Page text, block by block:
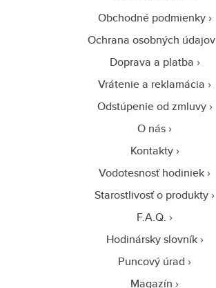
Obchodné podmienky
Ochrana osobných údajov
Doprava a platba
Vrátenie a reklamácia
Odstúpenie od zmluvy
O nás
Kontakty
Vodotesnosť hodiniek
Starostlivosť o produkty
F.A.Q.
Hodinársky slovník
Puncový úrad
Magazín